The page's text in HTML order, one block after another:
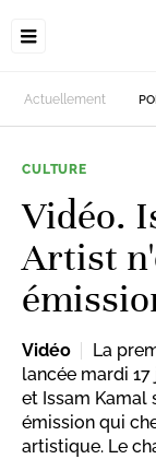
Actuellement
CULTURE
Vidéo.
Artist
Vidéo
La
lancée mardi
et Issam Kamal
émission qui
artistique. Le